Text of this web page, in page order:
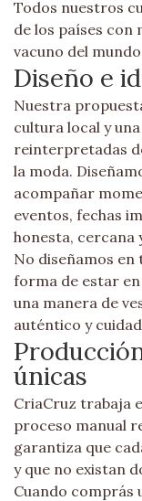
Todos nuestros
de los países con
vacuno del
Diseño e
Nuestra
cultura local y
reinterpretadas
la moda.
acompañar
eventos, fechas
honesta, cercana
No diseñamos
forma de estar
una manera de
auténtico y
únicas
CriaCruz trabaja
proceso manual
garantiza que
y que no existan
Cuando comprás